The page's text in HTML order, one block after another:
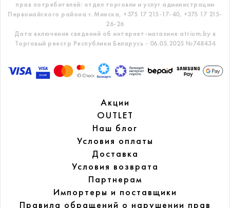
прав потребителей: отдел торговли и услуг администрации
Первомайского района г. Минска, +375 17 215-17-40, +375 17 215-
26-26
Дата включения сведений об интернет-магазине atrium.by в
Торговый реестр Республики Беларусь - 06.05.2025 №748434
Акции
OUTLET
Наш блог
Условия оплаты
Доставка
Условия возврата
Партнерам
Импортеры и поставщики
Правила обращений о нарушении прав